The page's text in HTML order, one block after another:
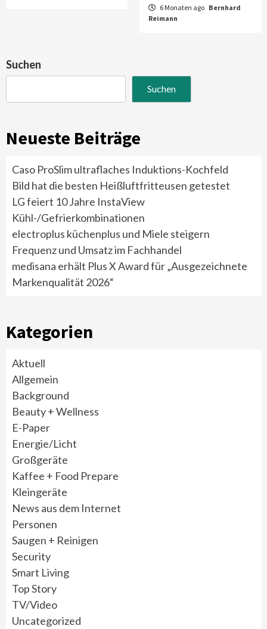
6 Monaten ago Bernhard
Reimann
Suchen
Suchen
Neueste Beiträge
Caso ProSlim ultraflaches Induktions-Kochfeld
Bild hat die besten Heißluftfritteusen getestet
LG feiert 10 Jahre InstaView
Kühl-/Gefrierkombinationen
electroplus küchenplus und Miele steigern
Frequenz und Umsatz im Fachhandel
medisana erhält Plus X Award für „Ausgezeichnete
Markenqualität 2026“
Kategorien
Aktuell
Allgemein
Background
Beauty + Wellness
E-Paper
Energie/Licht
Großgeräte
Kaffee + Food Prepare
Kleingeräte
News aus dem Internet
Personen
Saugen + Reinigen
Security
Smart Living
Top Story
TV/Video
Uncategorized